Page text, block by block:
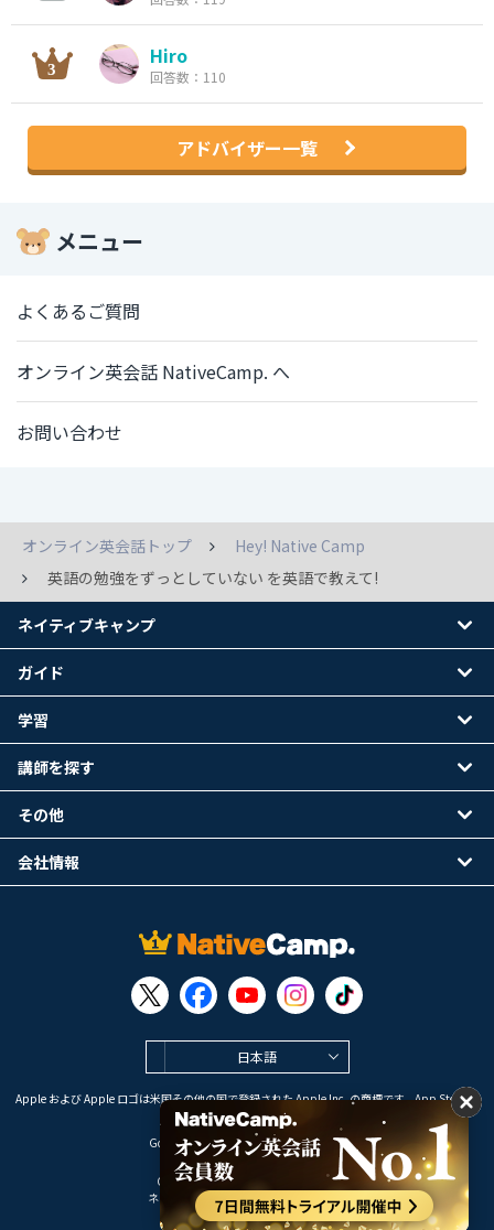
Hiro
回答数：110
アドバイザー一覧
メニュー
よくあるご質問
オンライン英会話 NativeCamp. へ
お問い合わせ
オンライン英会話トップ
Hey! Native Camp
英語の勉強をずっとしていない を英語で教えて!
日本語
Apple および Apple ロゴは米国その他の国で登録された Apple Inc. の商標です。App Store は
Apple Inc. のサービスマークです。
Google Play は Google LLC の商標です。
Copyright © 2026 オンライン英会話
ネイティブキャンプ All Rights Reserved.
ネイティブキャンプ
ガイド
学習
講師を探す
その他
会社情報